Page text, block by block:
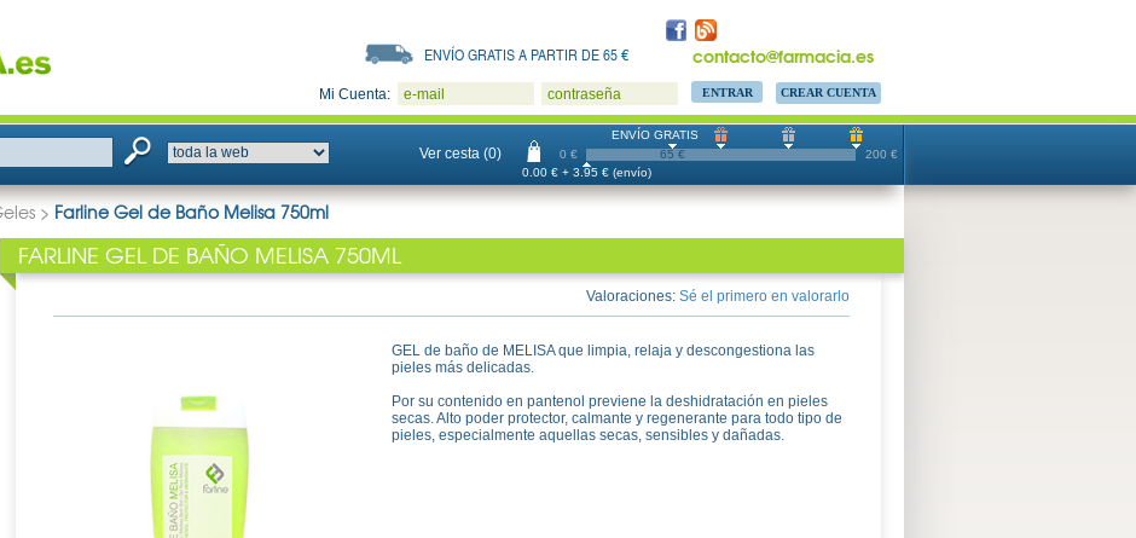
contacto@farmacia.es
ENVÍO GRATIS A PARTIR DE 65 €
Mi Cuenta: e-mail contraseña CREAR CUENTA
Ver cesta (0) 0 € 200 €
ENVÍO GRATIS
65 €
0.00 € + 3.95 € (envío)
> Farline Gel de Baño Melisa 750ml
FARLINE GEL DE BAÑO MELISA 750ML
Valoraciones: Sé el primero en valorarlo
GEL de baño de MELISA que limpia, relaja y descongestiona las
pieles más delicadas.
Por su contenido en pantenol previene la deshidratación en pieles
secas. Alto poder protector, calmante y regenerante para todo tipo de
pieles, especialmente aquellas secas, sensibles y dañadas.